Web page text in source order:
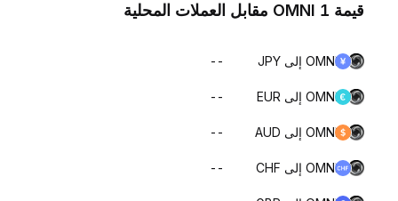
قيمة 1 OMNI مقابل العملات المحلية
OMNI إلى JPY --
OMNI إلى EUR --
OMNI إلى AUD --
OMNI إلى CHF --